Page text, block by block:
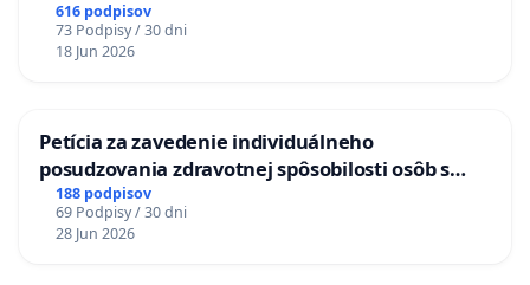
616 podpisov
73 Podpisy / 30 dni
18 Jun 2026
Petícia za zavedenie individuálneho
posudzovania zdravotnej spôsobilosti osôb s
diabetom 1. a 2. typu pri prijímaní do
Policajného zboru SR
188 podpisov
69 Podpisy / 30 dni
28 Jun 2026